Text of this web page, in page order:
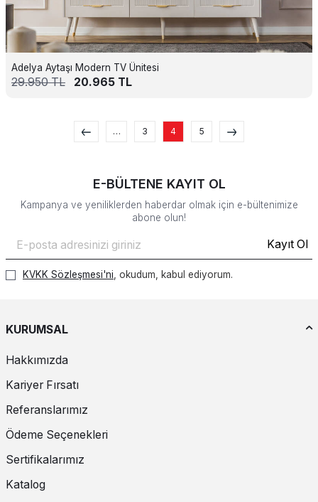
Adelya Aytaşı Modern TV Ünitesi
29.950TL 20.965 TL
… 3 4 5
E-BÜLTENE KAYIT OL
Kampanya ve yeniliklerden haberdar olmak için e-bültenimize
abone olun!
Kayıt Ol
KVKK Sözleşmesi'ni , okudum, kabul ediyorum.
KURUMSAL
Hakkımızda
Kariyer Fırsatı
Referanslarımız
Ödeme Seçenekleri
Sertifikalarımız
Katalog